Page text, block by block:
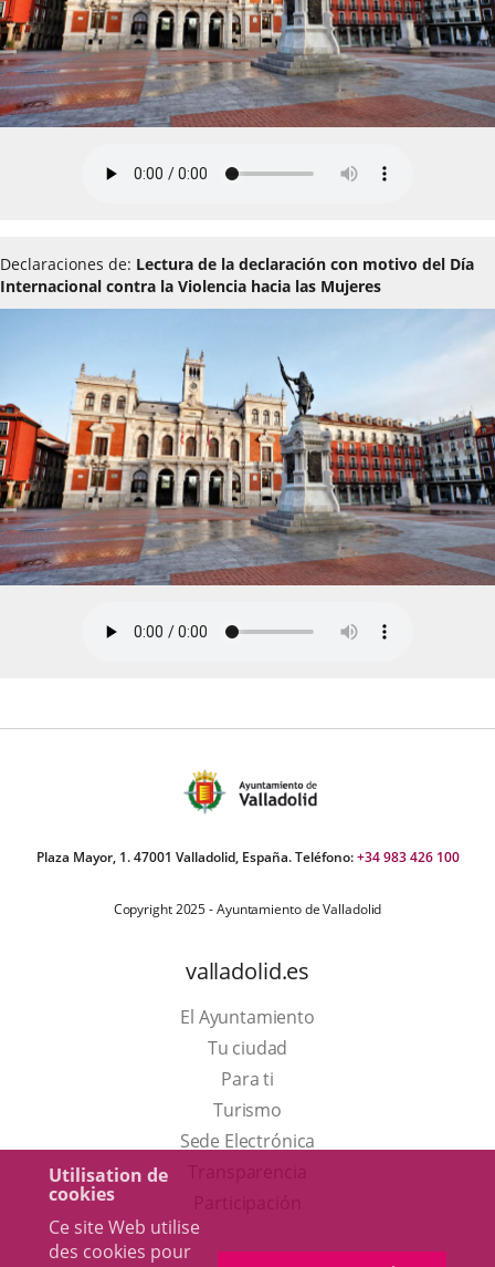
Utilisation de
cookies
Ce site Web utilise
des cookies pour
Declaraciones de: Lectura de la declaración con motivo del Día
Internacional contra la Violencia hacia las Mujeres
Plaza Mayor, 1. 47001 Valladolid, España. Teléfono:+34 983 426 100
Copyright 2025 - Ayuntamiento de Valladolid
valladolid.es
El Ayuntamiento
Tu ciudad
Para ti
TurismoEste
enlace
Sede Electrónica